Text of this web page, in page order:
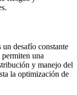
desafío constante
una
y manejo del
la optimización de